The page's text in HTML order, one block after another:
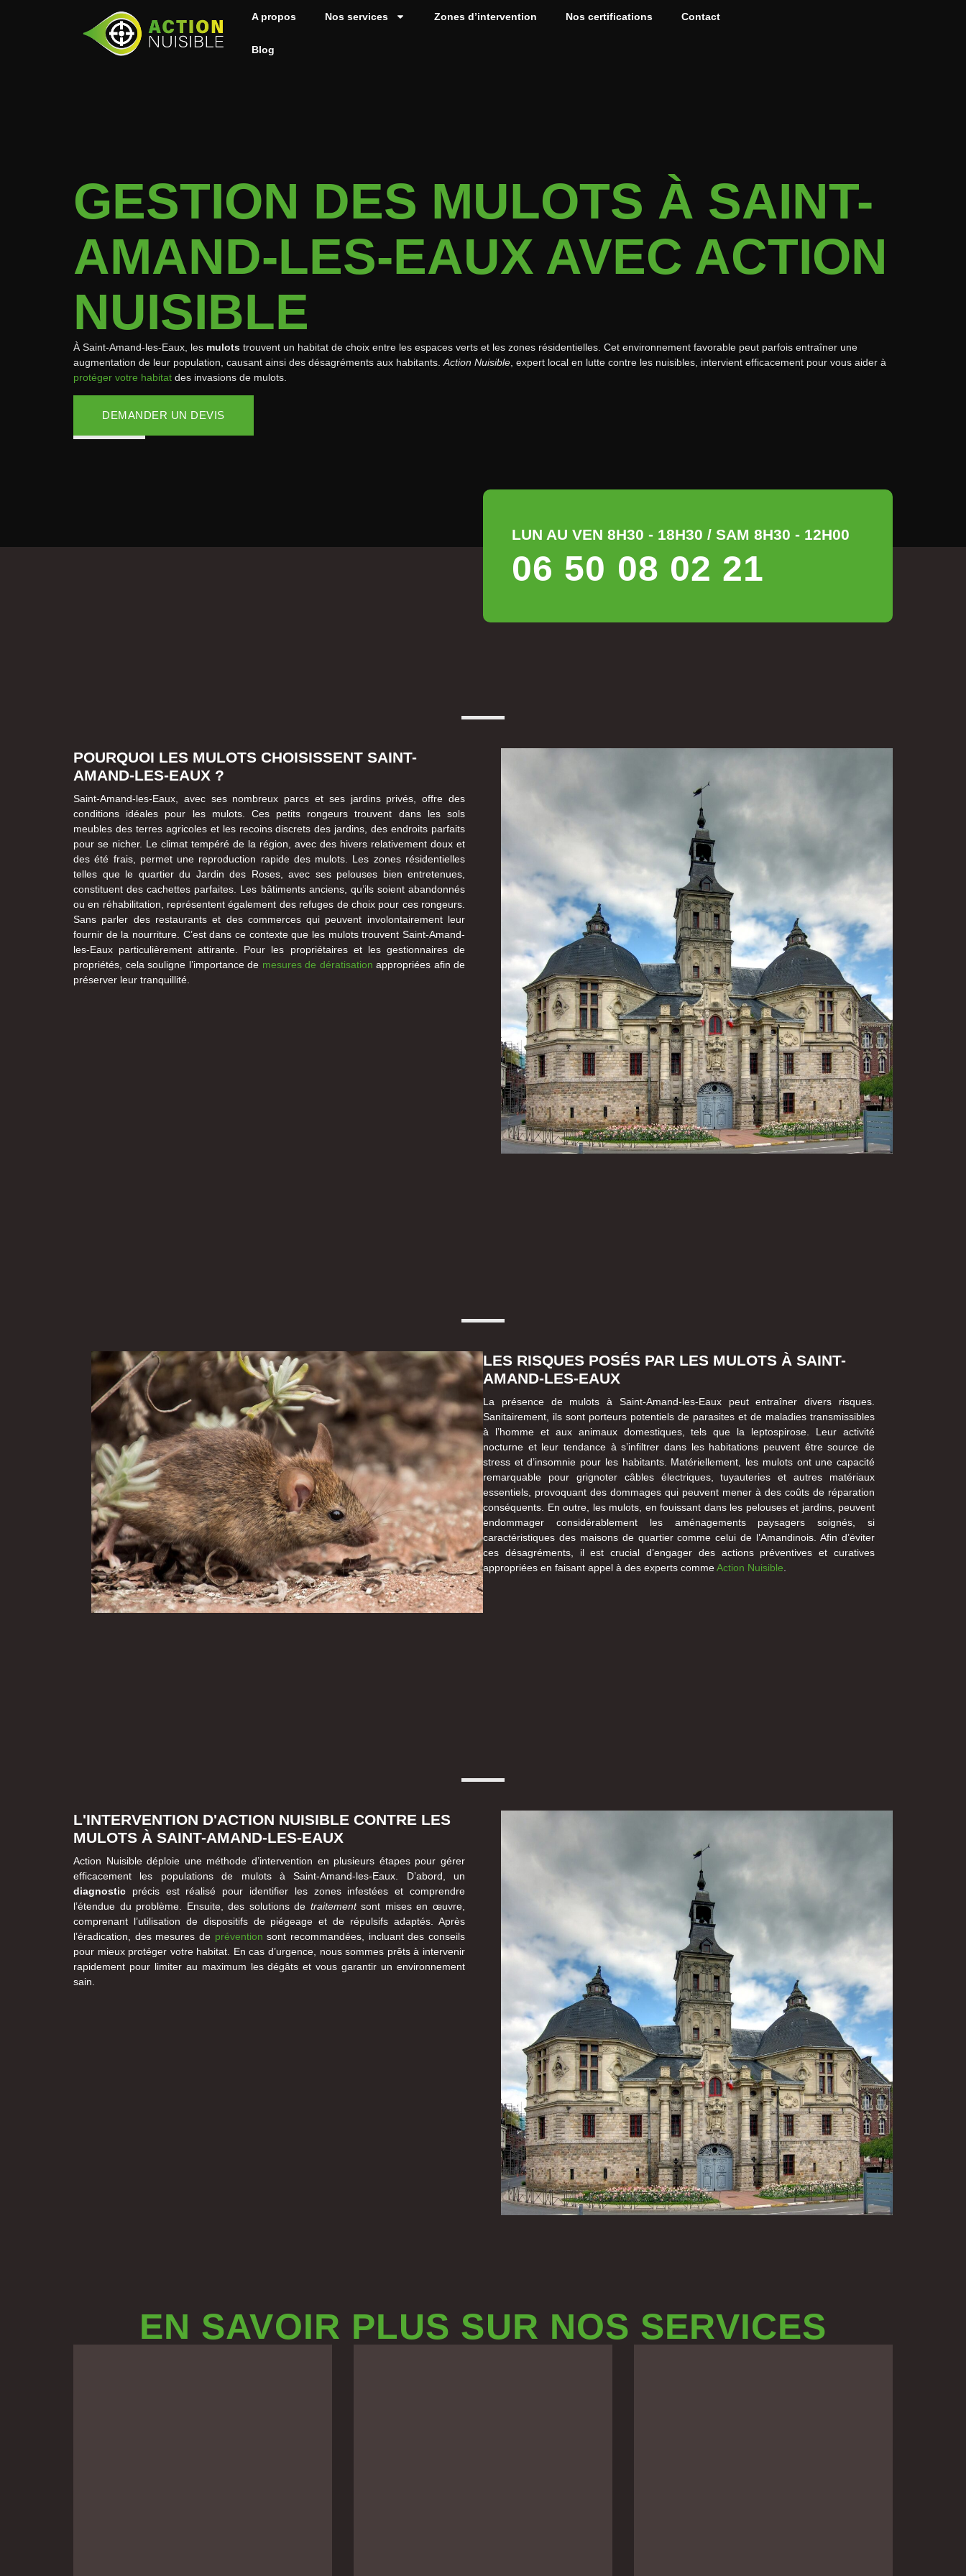
A propos Nos services Zones d’intervention Nos certifications Contact
Blog
GESTION DES MULOTS À SAINT-
AMAND-LES-EAUX AVEC ACTION
NUISIBLE
À Saint-Amand-les-Eaux, les mulots trouvent un habitat de choix entre les espaces verts et les zones résidentielles. Cet environnement favorable peut parfois entraîner une
augmentation de leur population, causant ainsi des désagréments aux habitants. Action Nuisible , expert local en lutte contre les nuisibles, intervient efficacement pour vous aider à
protéger votre habitat des invasions de mulots.
DEMANDER UN DEVIS
LUN AU VEN 8H30 - 18H30 / SAM 8H30 - 12H00
06 50 08 02 21
POURQUOI LES MULOTS CHOISISSENT SAINT-
AMAND-LES-EAUX ?
Saint-Amand-les-Eaux, avec ses nombreux parcs et ses jardins privés, offre des
conditions idéales pour les mulots. Ces petits rongeurs trouvent dans les sols
meubles des terres agricoles et les recoins discrets des jardins, des endroits parfaits
pour se nicher. Le climat tempéré de la région, avec des hivers relativement doux et
des été frais, permet une reproduction rapide des mulots. Les zones résidentielles
telles que le quartier du Jardin des Roses, avec ses pelouses bien entretenues,
constituent des cachettes parfaites. Les bâtiments anciens, qu’ils soient abandonnés
ou en réhabilitation, représentent également des refuges de choix pour ces rongeurs.
Sans parler des restaurants et des commerces qui peuvent involontairement leur
fournir de la nourriture. C’est dans ce contexte que les mulots trouvent Saint-Amand-
les-Eaux particulièrement attirante. Pour les propriétaires et les gestionnaires de
propriétés, cela souligne l’importance de mesures de dératisation appropriées afin de
préserver leur tranquillité.
LES RISQUES POSÉS PAR LES MULOTS À SAINT-
AMAND-LES-EAUX
La présence de mulots à Saint-Amand-les-Eaux peut entraîner divers risques.
Sanitairement, ils sont porteurs potentiels de parasites et de maladies transmissibles
à l’homme et aux animaux domestiques, tels que la leptospirose. Leur activité
nocturne et leur tendance à s’infiltrer dans les habitations peuvent être source de
stress et d’insomnie pour les habitants. Matériellement, les mulots ont une capacité
remarquable pour grignoter câbles électriques, tuyauteries et autres matériaux
essentiels, provoquant des dommages qui peuvent mener à des coûts de réparation
conséquents. En outre, les mulots, en fouissant dans les pelouses et jardins, peuvent
endommager considérablement les aménagements paysagers soignés, si
caractéristiques des maisons de quartier comme celui de l’Amandinois. Afin d’éviter
ces désagréments, il est crucial d’engager des actions préventives et curatives
appropriées en faisant appel à des experts commeAction Nuisible
L'INTERVENTION D'ACTION NUISIBLE CONTRE LES
MULOTS À SAINT-AMAND-LES-EAUX
Action Nuisible déploie une méthode d’intervention en plusieurs étapes pour gérer
efficacement les populations de mulots à Saint-Amand-les-Eaux. D’abord, un
diagnostic précis est réalisé pour identifier les zones infestées et comprendre
l’étendue du problème. Ensuite, des solutions de traitementsont mises en œuvre,
comprenant l’utilisation de dispositifs de piégeage et de répulsifs adaptés. Après
l’éradication, des mesures de prévention sont recommandées, incluant des conseils
pour mieux protéger votre habitat. En cas d’urgence, nous sommes prêts à intervenir
rapidement pour limiter au maximum les dégâts et vous garantir un environnement
sain.
EN SAVOIR PLUS SUR NOS SERVICES